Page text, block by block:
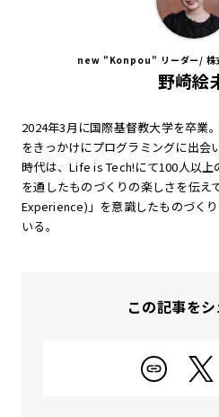
new "Konpou" リーダー/ 株
野崎絵
2024年3月に国際基督教大学を卒業
をきっかけにプログラミングに出会
時代は、Life is Tech!にて100人以
を通したものづくりの楽しさを伝え
Experience)」を意識したものづく
いる。
この記事を